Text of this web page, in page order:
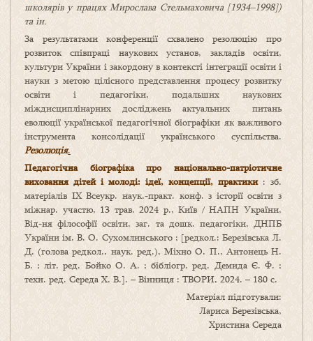
школярів у працях Мирослава Стельмаховича [1934–1998])
та ін.
За результатами конференції схвалено резолюцію про
розвиток співпраці наукових установ, закладів освіти,
культури України і закордону в контексті інтеграції освіти і
науки з метою цілісного представлення процесу розвитку
освіти і педагогіки, подальших наукових
міждисциплінарних досліджень актуальних питань
еволюції української педагогічної біографіки як важливого
інструмента консолідації українського суспільства.
Резолюція.
Педагогічна біографіка про національно-патріотичне
виховання дітей і молоді: ідеї, концепції, практики: зб.
матеріалів ІХ Всеукр. наук.-практ. конф. з історії освіти з
міжнар. участю, 13 трав. 2024 р., Київ / НАПН України,
Від-ня філософії освіти, заг. та дошк. педагогіки, ДНПБ
України ім. В. О. Сухомлинського ; [редкол.: Березівська Л.
Д. (голова редкол., наук. ред.), Міхно О. П., Антонець Н.
Б. ; літ. ред. Бойко О. А. ; бібліогр. ред. Демида Є. Ф. ;
техн. ред. Середа Х. В.]. – Вінниця : ТВОРИ, 2024. – 180 с.
Матеріал підготували:
Лариса Березівська,
Христина Середа